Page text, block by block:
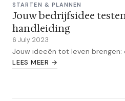
STARTEN & PLANNEN
Jouw bedrijfsidee
handleiding
6 July 2023
Jouw ideeën tot leven brengen:
LEES MEER →